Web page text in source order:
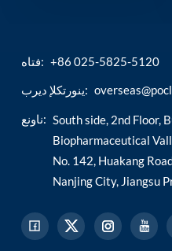
فتاه: +86 025-5825-5120
ينورتكلإ ديرب:
ناونع: South side, 2nd Floor,
Biopharmaceutical
No. 142, Huakang
Nanjing City, Jiangsu